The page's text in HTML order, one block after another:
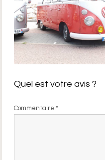
Quel est votre avis ?
Commentaire *